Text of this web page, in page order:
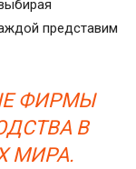
представим
ФИРМЫ
В
МИРА.